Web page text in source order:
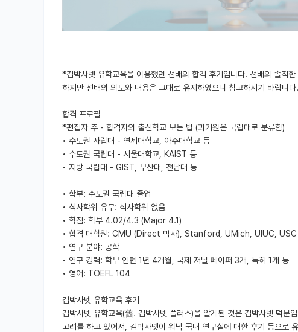
*김박사넷 유학교육을 이용했던 선배의 합격 후기입니다. 선배의 솔직
하지만 선배의 의도와 내용은 그대로 유지하였으니 참고하시기 바랍니다.
합격 프로필
*편집자 주 - 합격자의 출신학교 보는 법 (과기원은 국립대로 분류함)
• 수도권 사립대 - 연세대학교, 아주대학교 등
• 수도권 국립대 - 서울대학교, KAIST 등
• 지방 국립대 - GIST, 부산대, 전남대 등
• 학부: 수도권 국립대 졸업
• 석사학위 유무: 석사학위 없음
• 학점: 학부 4.02/4.3 (Major 4.1)
• 합격 대학원: CMU (Direct 박사), Stanford, UMich, UIUC, USC
• 연구 분야: 공학
• 연구 경력: 학부 인턴 1년 4개월, 국제 저널 페이퍼 3개, 특허 1개 등
• 영어: TOEFL 104
김박사넷 유학교육 후기
김박사넷 유학교육(舊. 김박사넷 플러스)을 알게된 것은 김박사넷 덕분
고려를 하고 있어서, 김박사넷이 워낙 국내 연구실에 대한 후기 등으로